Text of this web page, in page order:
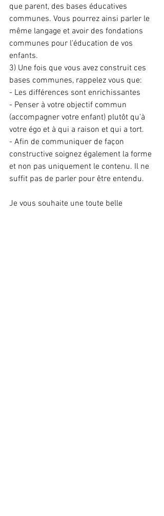
que parent, des bases éducatives
communes. Vous pourrez ainsi parler le
même langage et avoir des fondations
communes pour l'éducation de vos
enfants.
3) Une fois que vous avez construit ces
bases communes, rappelez vous que:
- Les différences sont enrichissantes
- Penser à votre objectif commun
(accompagner votre enfant) plutôt qu'à
votre égo et à qui a raison et qui a tort.
- Afin de communiquer de façon
constructive soignez également la forme
et non pas uniquement le contenu. Il ne
suffit pas de parler pour être entendu.
Je vous souhaite une toute belle